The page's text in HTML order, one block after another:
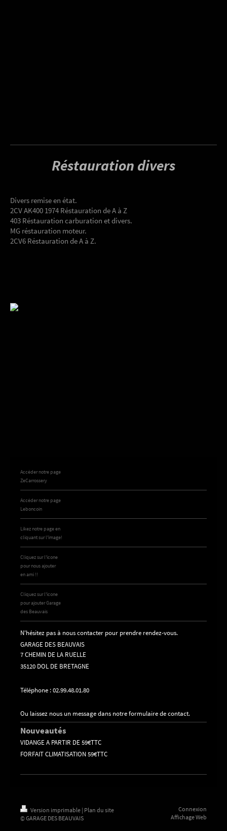
Réstauration divers
Divers remise en état.
2CV AK400 1974 Réstauration de A à Z
403 Réstauration carburation et divers.
MG réstauration moteur.
2CV6 Réstauration de A à Z.
Accéder notre page
ZeCarrossery
Accéder notre page
Leboncoin
Likez notre page en
cliquant sur l'image!
Cliquez sur l'icone
pour nous ajouter
en ami !!
Cliquez sur l'icone
pour ajouter Garage
des Beauvais
N'hésitez pas à nous contacter pour prendre rendez-vous.
GARAGE DES BEAUVAIS
7 CHEMIN DE LA RUELLE
35120 DOL DE BRETAGNE
Téléphone : 02.99.48.01.80
Ou laissez nous un message dans notre formulaire de contact.
Nouveautés
VIDANGE A PARTIR DE 59€TTC
FORFAIT CLIMATISATION 59€TTC
Version imprimable | Plan du site
© GARAGE DES BEAUVAIS
Connexion
Affichage Web